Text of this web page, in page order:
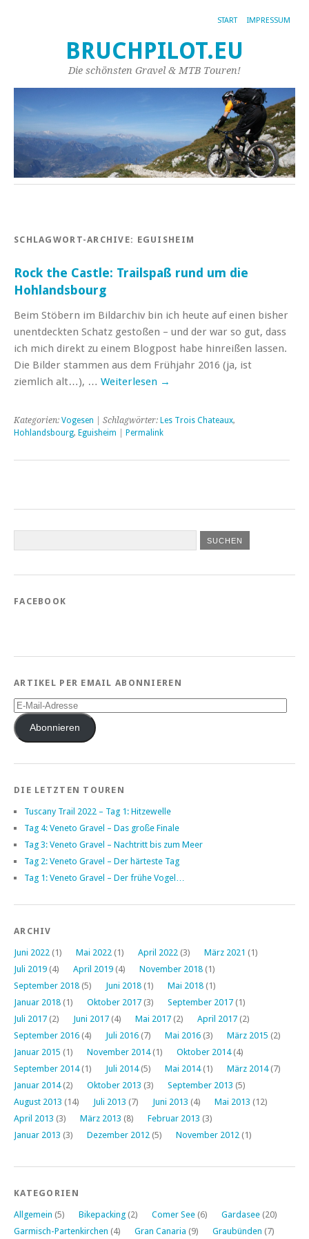
START IMPRESSUM
BRUCHPILOT.EU
Die schönsten Gravel & MTB Touren!
SCHLAGWORT-ARCHIVE: EGUISHEIM
Rock the Castle: Trailspaß rund um die
Hohlandsbourg
Beim Stöbern im Bildarchiv bin ich heute auf einen bisher
unentdeckten Schatz gestoßen – und der war so gut, dass
ich mich direkt zu einem Blogpost habe hinreißen lassen.
Die Bilder stammen aus dem Frühjahr 2016 (ja, ist
ziemlich alt…), … Weiterlesen →
Kategorien: Vogesen | Schlagwörter: Les Trois Chateaux,
Hohlandsbourg, Eguisheim Permalink
FACEBOOK
ARTIKEL PER EMAIL ABONNIEREN
E-
Mail-
AdresseAbonnieren
DIE LETZTEN TOUREN
Tuscany Trail 2022 – Tag 1: Hitzewelle
Tag 4: Veneto Gravel – Das große Finale
Tag 3: Veneto Gravel – Nachtritt bis zum Meer
Tag 2: Veneto Gravel – Der härteste Tag
Tag 1: Veneto Gravel – Der frühe Vogel…
ARCHIV
Juni 2022 (1) Mai 2022 (1) April 2022 (3) März 2021 (1)
Juli 2019 (4) April 2019 (4) November 2018 (1)
September 2018 (5) Juni 2018 (1) Mai 2018 (1)
Januar 2018 (1) Oktober 2017 (3) September 2017 (1)
Juli 2017 (2) Juni 2017 (4) Mai 2017 (2) April 2017 (2)
September 2016 (4) Juli 2016 (7) Mai 2016 (3) März 2015 (2)
Januar 2015 (1) November 2014(1) Oktober 2014(4)
September 2014(1) Juli 2014(5) Mai 2014(1) März 2014(7)
Januar 2014(2) Oktober 2013 (3) September 2013 (5)
August 2013 (14) Juli 2013 (7) Juni 2013 (4) Mai 2013 (12)
April 2013 (3) März 2013 (8) Februar 2013 (3)
Januar 2013 (3) Dezember 2012 (5) November 2012 (1)
KATEGORIEN
Allgemein (5) Bikepacking (2) Comer See (6) Gardasee (20)
Garmisch-Partenkirchen (4) Gran Canaria (9) Graubünden (7)